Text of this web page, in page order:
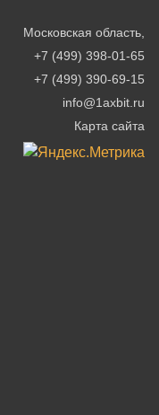
Московская область,
+7 (499) 398-01-65
+7 (499) 390-69-15
info@1axbit.ru
Карта сайта